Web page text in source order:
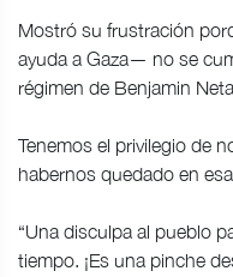
Mostró su frustración
ayuda a Gaza— no se
régimen de Benjamin
Tenemos el privilegio de
habernos quedado en
“Una disculpa al pueblo
tiempo. ¡Es una pinche